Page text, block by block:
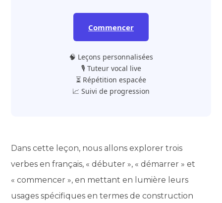
Commencer
🧠 Leçons personnalisées
🎙️ Tuteur vocal live
⏳ Répétition espacée
📈 Suivi de progression
Dans cette leçon, nous allons explorer trois
verbes en français, « débuter », « démarrer » et
« commencer », en mettant en lumière leurs
usages spécifiques en termes de construction